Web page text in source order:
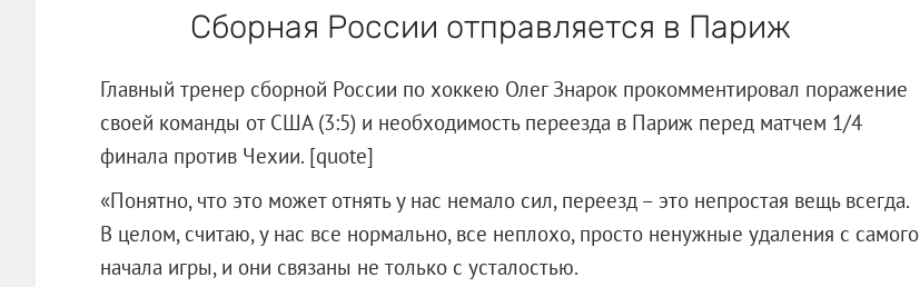
Сборная России отправляется в Париж
Главный тренер сборной России по хоккею Олег Знарок прокомментировал поражение
своей команды от США (3:5) и необходимость переезда в Париж перед матчем 1/4
финала против Чехии. [quote]
«Понятно, что это может отнять у нас немало сил, переезд – это непростая вещь всегда.
В целом, считаю, у нас все нормально, все неплохо, просто ненужные удаления с самого
начала игры, и они связаны не только с усталостью.